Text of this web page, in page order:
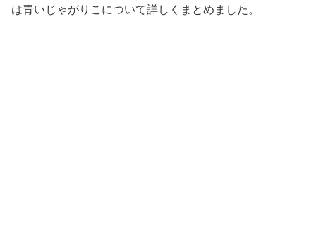
は青いじゃがりこについて詳しくまとめました。